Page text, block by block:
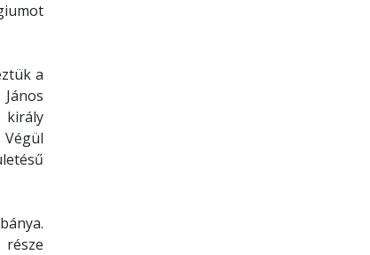
a
király